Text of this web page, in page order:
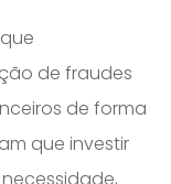
de fraudes
de forma
que investir